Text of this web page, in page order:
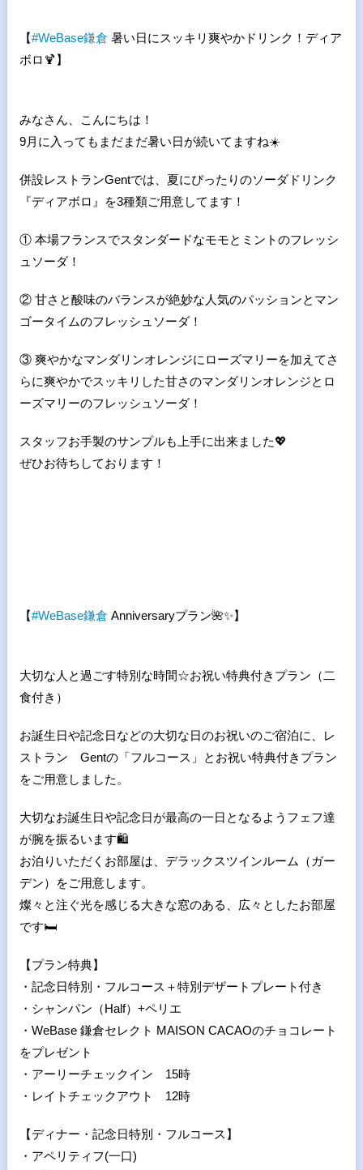
【#WeBase鎌倉 暑い日にスッキリ爽やかドリンク！ディア
ボロ🍹】
みなさん、こんにちは！
9月に入ってもまだまだ暑い日が続いてますね☀
併設レストランGentでは、夏にぴったりのソーダドリンク
『ディアボロ』を3種類ご用意してます！
① 本場フランスでスタンダードなモモとミントのフレッシ
ュソーダ！
② 甘さと酸味のバランスが絶妙な人気のパッションとマン
ゴータイムのフレッシュソーダ！
③ 爽やかなマンダリンオレンジにローズマリーを加えてさ
らに爽やかでスッキリした甘さのマンダリンオレンジとロ
ーズマリーのフレッシュソーダ！
スタッフお手製のサンプルも上手に出来ました💖
ぜひお待ちしております！
【#WeBase鎌倉 Anniversaryプラン🌺✨】
大切な人と過ごす特別な時間☆お祝い特典付きプラン（二
食付き）
お誕生日や記念日などの大切な日のお祝いのご宿泊に、レ
ストラン Gentの「フルコース」とお祝い特典付きプラン
をご用意しました。
大切なお誕生日や記念日が最高の一日となるようフェフ達
が腕を振るいます🛍
お泊りいただくお部屋は、デラックスツインルーム（ガー
デン）をご用意します。
燦々と注ぐ光を感じる大きな窓のある、広々としたお部屋
です🛏
【プラン特典】
・記念日特別・フルコース＋特別デザートプレート付き
・シャンパン（Half）+ペリエ
・WeBase 鎌倉セレクト MAISON CACAOのチョコレート
をプレゼント
・アーリーチェックイン 15時
・レイトチェックアウト 12時
【ディナー・記念日特別・フルコース】
・アペリティフ(一口)